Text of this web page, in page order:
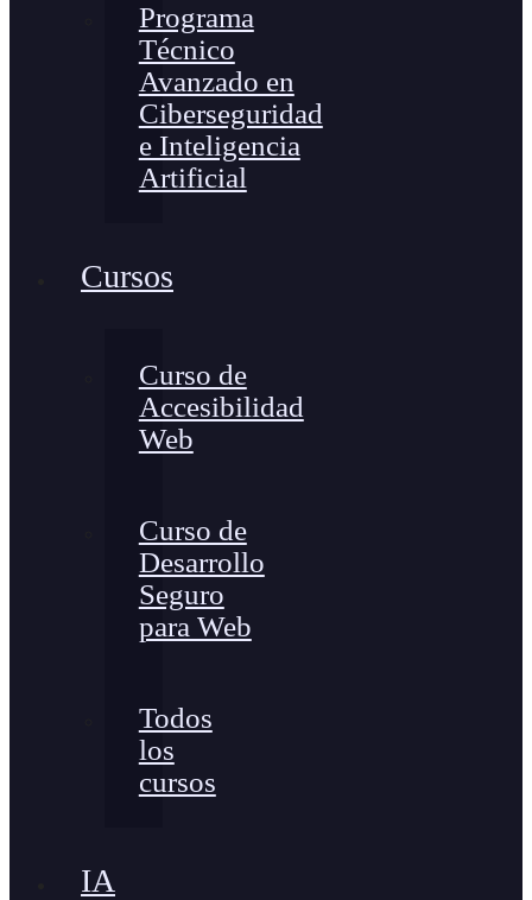
Programa
Técnico
Avanzado en
Ciberseguridad
e Inteligencia
Artificial
Cursos
Curso de
Accesibilidad
Web
Curso de
Desarrollo
Seguro
para Web
Todos
los
cursos
IA